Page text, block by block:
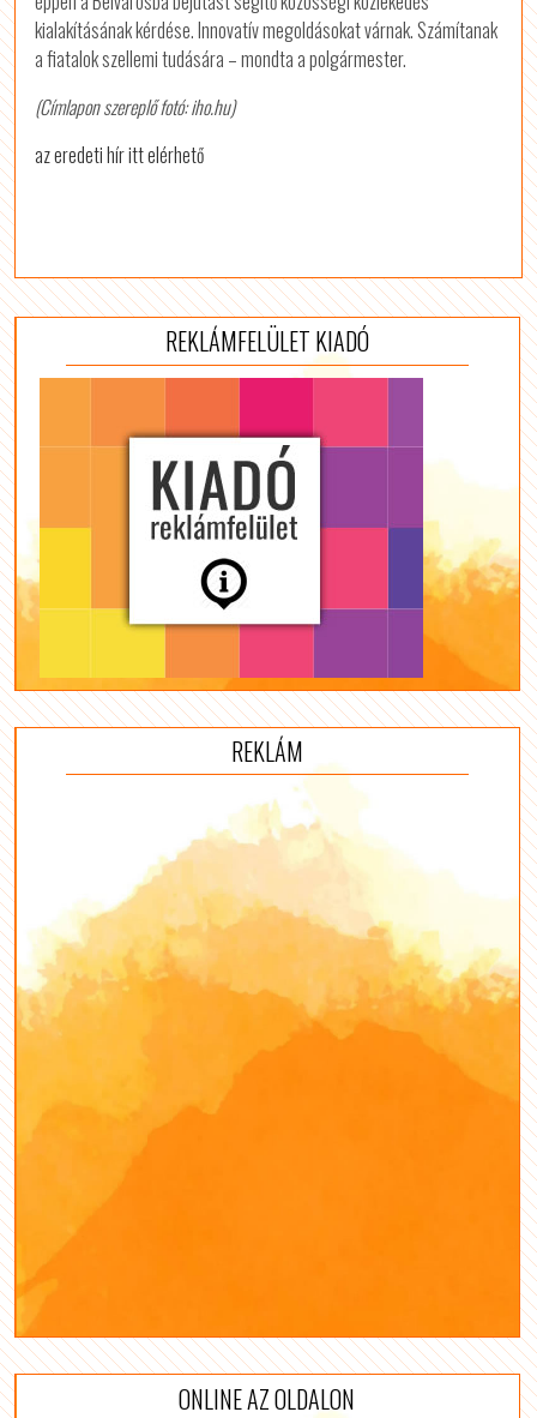
kialakításának kérdése. Innovatív megoldásokat várnak. Számítanak
a fiatalok szellemi tudására – mondta a polgármester.
(Címlapon szereplő fotó: iho.hu)
az eredeti hír itt elérhető
REKLÁMFELÜLET KIADÓ
REKLÁM
ONLINE AZ OLDALON